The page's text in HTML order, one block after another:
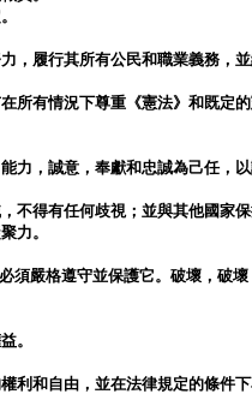
，履行其所有公民和職業義務，並
所有情況下尊重《憲法》和既定
力，誠意，奉獻和忠誠為己任，以
不得有任何歧視；並與其他國家
力。
須嚴格遵守並保護它。破壞，破
。
利和自由，並在法律規定的條件